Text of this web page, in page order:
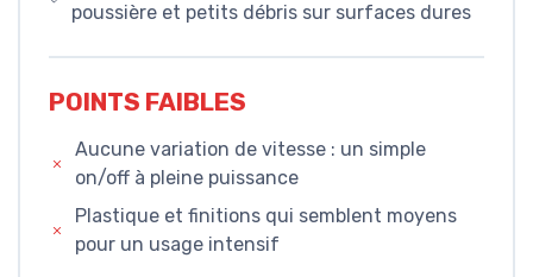
poussière et petits débris sur surfaces dures
POINTS FAIBLES
Aucune variation de vitesse : un simple
on/off à pleine puissance
Plastique et finitions qui semblent moyens
pour un usage intensif